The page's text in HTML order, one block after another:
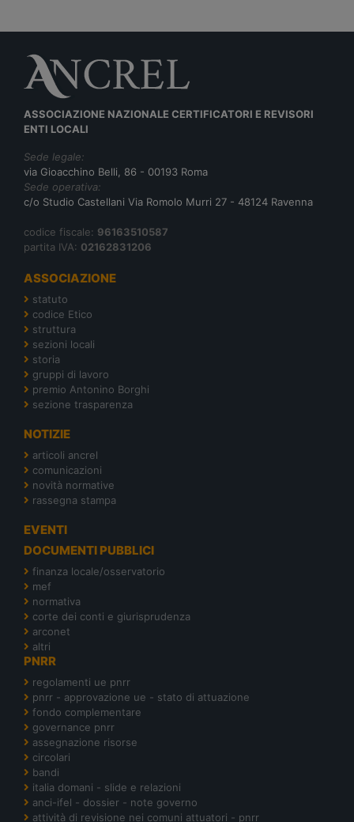
ASSOCIAZIONE NAZIONALE CERTIFICATORI E REVISORI
ENTI LOCALI
Sede legale:
via Gioacchino Belli, 86 - 00193 Roma
Sede operativa:
c/o Studio Castellani Via Romolo Murri 27 - 48124 Ravenna
codice fiscale: 96163510587
partita IVA: 02162831206
ASSOCIAZIONE
statuto
codice Etico
struttura
sezioni locali
storia
gruppi di lavoro
premio Antonino Borghi
sezione trasparenza
NOTIZIE
articoli ancrel
comunicazioni
novità normative
rassegna stampa
EVENTI
DOCUMENTI PUBBLICI
finanza locale/osservatorio
mef
normativa
corte dei conti e giurisprudenza
arconet
altri
PNRR
regolamenti ue pnrr
pnrr - approvazione ue - stato di attuazione
fondo complementare
governance pnrr
assegnazione risorse
circolari
bandi
italia domani - slide e relazioni
anci-ifel - dossier - note governo
attività di revisione nei comuni attuatori - pnrr